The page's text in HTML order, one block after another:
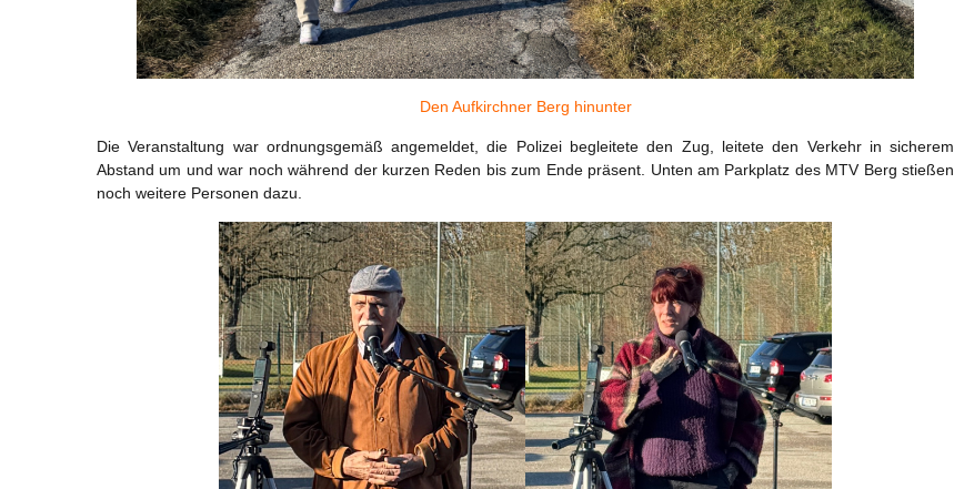
Den Aufkirchner Berg hinunter
Die Veranstaltung war ordnungsgemäß angemeldet, die Polizei begleitete den Zug, leitete den Verkehr in sicherem
Abstand um und war noch während der kurzen Reden bis zum Ende präsent. Unten am Parkplatz des MTV Berg stießen
noch weitere Personen dazu.